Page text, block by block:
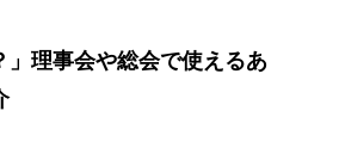
」理事会や総会で使えるあ